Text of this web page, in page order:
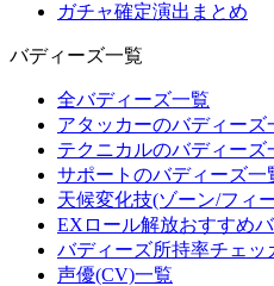
ガチャ確定演出まとめ
バディーズ一覧
全バディーズ一覧
アタッカーのバディーズ
テクニカルのバディーズ
サポートのバディーズ一
天候変化技(ゾーン/フィ
EXロール解放おすすめ
バディーズ所持率チェッ
声優(CV)一覧